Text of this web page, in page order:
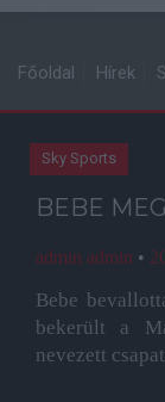
Főoldal Hírek
Sky Sports
BEBE
admin admin •
Bebe
bekerült a
nevezett